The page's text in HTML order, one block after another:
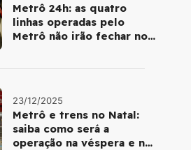
Metrô 24h: as quatro
linhas operadas pelo
Metrô não irão fechar no
23/12/2025
Metrô e trens no Natal:
saiba como será a
operação na véspera e no